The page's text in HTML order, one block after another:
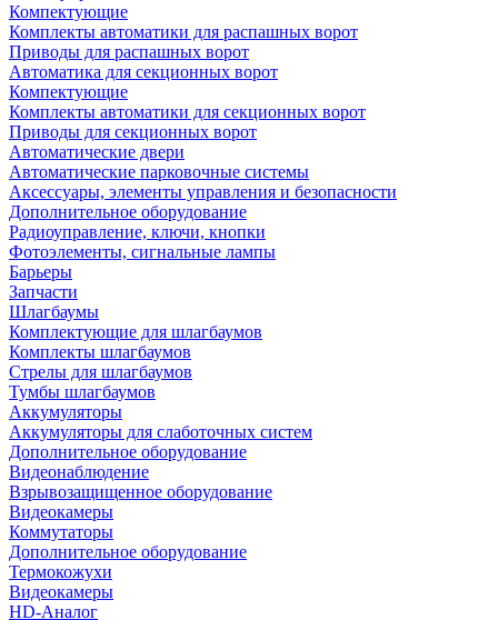
Компектующие
Комплекты автоматики для распашных ворот
Приводы для распашных ворот
Автоматика для секционных ворот
Компектующие
Комплекты автоматики для секционных ворот
Приводы для секционных ворот
Автоматические двери
Автоматические парковочные системы
Аксессуары, элементы управления и безопасности
Дополнительное оборудование
Радиоуправление, ключи, кнопки
Фотоэлементы, сигнальные лампы
Барьеры
Запчасти
Шлагбаумы
Комплектующие для шлагбаумов
Комплекты шлагбаумов
Стрелы для шлагбаумов
Тумбы шлагбаумов
Аккумуляторы
Аккумуляторы для слаботочных систем
Дополнительное оборудование
Видеонаблюдение
Взрывозащищенное оборудование
Видеокамеры
Коммутаторы
Дополнительное оборудование
Термокожухи
Видеокамеры
HD-Аналог